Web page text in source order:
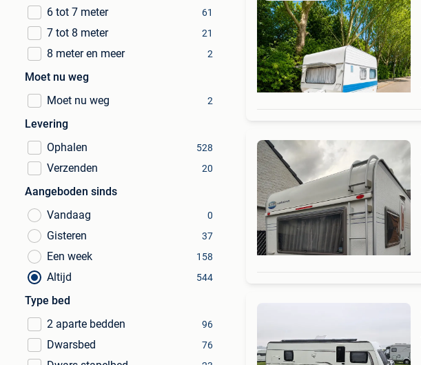
6 tot 7 meter 61
7 tot 8 meter 21
8 meter en meer 2
Moet nu weg
Moet nu weg
2
Levering
Ophalen
528
Verzenden 20
Aangeboden sinds
Vandaag
0
Gisteren 37
Een week 158
Altijd 544
Type bed
2 aparte bedden
96
Dwarsbed 76